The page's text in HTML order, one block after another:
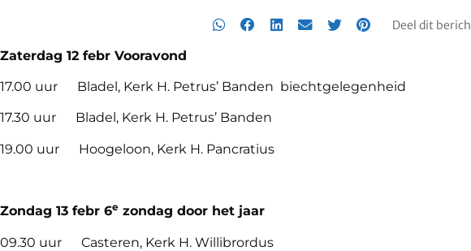
Deel dit
Zaterdag 12 febr Vooravond
17.00 uur Bladel, Kerk H. Petrus’ Banden biechtgelegenheid
17.30 uur Bladel, Kerk H. Petrus’ Banden
19.00 uur Hoogeloon, Kerk H. Pancratius
Zondag 13 febr 6e zondag door het jaar
09.30 uur Casteren, Kerk H. Willibrordus